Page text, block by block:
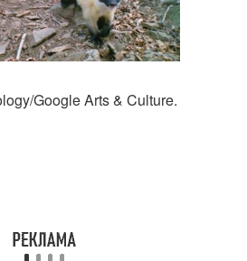
Google Arts & Culture.